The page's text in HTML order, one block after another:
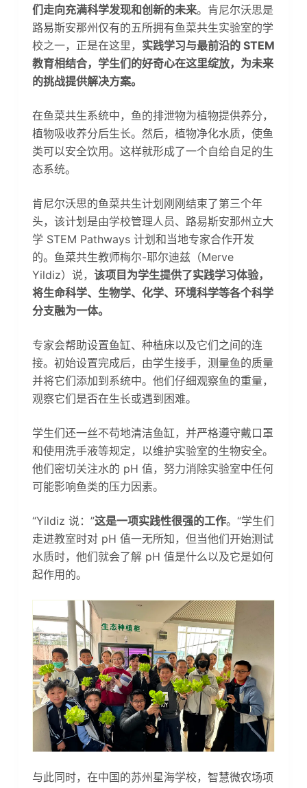
们走向充满科学发现和创新的未来。肯尼尔沃思是
路易斯安那州仅有的五所拥有鱼菜共生实验室的学
校之一，正是在这里， 实践学习与最前沿的 STEM
教育相结合，学生们的好奇心在这里绽放，为未来
的挑战提供解决方案。
在鱼菜共生系统中，鱼的排泄物为植物提供养分，
植物吸收养分后生长。然后，植物净化水质，使鱼
类可以安全饮用。这样就形成了一个自给自足的生
态系统。
肯尼尔沃思的鱼菜共生计划刚刚结束了第三个年
头，该计划是由学校管理人员、路易斯安那州立大
学 STEM Pathways 计划和当地专家合作开发
的。鱼菜共生教师梅尔-耶尔迪兹（Merve
Yildiz）说， 该项目为学生提供了实践学习体验，
将生命科学、生物学、化学、环境科学等各个科学
分支融为一体。
专家会帮助设置鱼缸、种植床以及它们之间的连
接。初始设置完成后，由学生接手，测量鱼的质量
并将它们添加到系统中。他们仔细观察鱼的重量，
观察它们是否在生长或遇到困难。
学生们还一丝不苟地清洁鱼缸，并严格遵守戴口罩
和使用洗手液等规定，以维护实验室的生物安全。
他们密切关注水的 pH 值，努力消除实验室中任何
可能影响鱼类的压力因素。
“Yildiz 说：”这是一项实践性很强的工作。“学生们
走进教室时对 pH 值一无所知，但当他们开始测试
水质时，他们就会了解 pH 值是什么以及它是如何
起作用的。
与此同时，在中国的苏州星海学校，智慧微农场项